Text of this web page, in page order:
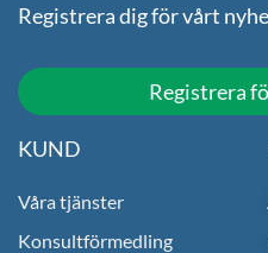
Registrera dig för vårt
Registrera
KUND
Våra tjänster
Konsultförmedling